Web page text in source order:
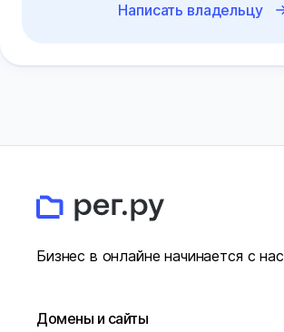
Написать владельцу
Бизнес в онлайне начинается с нас
Домены и сайты